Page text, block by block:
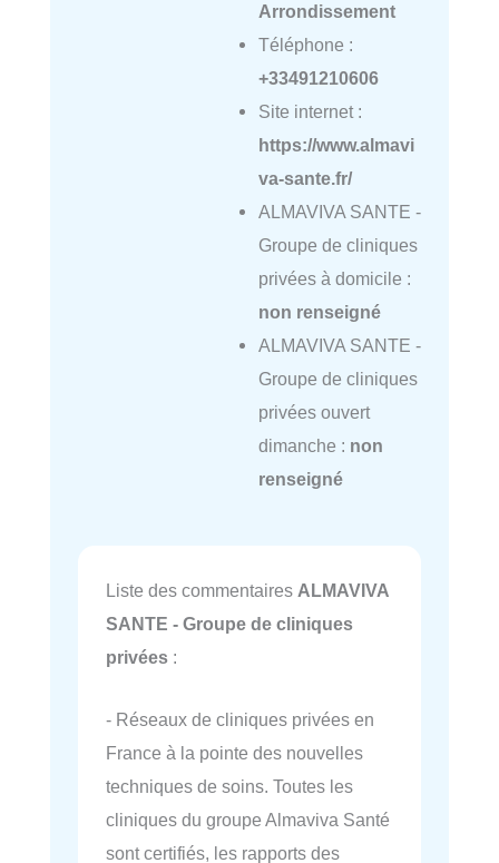
Arrondissement
Téléphone :
+33491210606
Site internet :
https://www.almavi
va-sante.fr/
ALMAVIVA SANTE -
Groupe de cliniques
privées à domicile :
non renseigné
ALMAVIVA SANTE -
Groupe de cliniques
privées ouvert
dimanche : non
renseigné
Liste des commentaires ALMAVIVA
SANTE - Groupe de cliniques
privées :
- Réseaux de cliniques privées en
France à la pointe des nouvelles
techniques de soins. Toutes les
cliniques du groupe Almaviva Santé
sont certifiés, les rapports des